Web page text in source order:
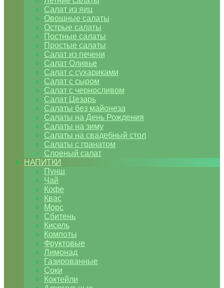
Салат из яиц
Овощные салаты
Острые салаты
Постные салаты
Простые салаты
Салат из печени
Салат Оливье
Салат с сухариками
Салат с сыром
Салат с черносливом
Салат Цезарь
Салаты без майонеза
Салаты на День Рождения
Салаты на зиму
Салаты на свадебный стол
Салаты с гранатом
Слоеный салат
НАПИТКИ
Пунш
Чай
Кофе
Квас
Морс
Сбитень
Кисель
Компоты
Фруктовые
Лимонад
Газированные
Соки
Коктейли